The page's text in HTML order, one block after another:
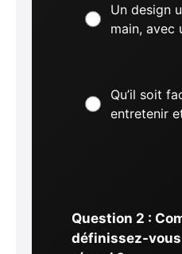
Un design
main, avec
Qu’il soit
entretenir
Question 2 :
définissez-